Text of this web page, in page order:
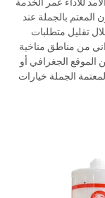
بالجملة عند
تقليل متطلبات
من مناطق مناخية
الموقع الجغرافي أو
الجملة خيارات